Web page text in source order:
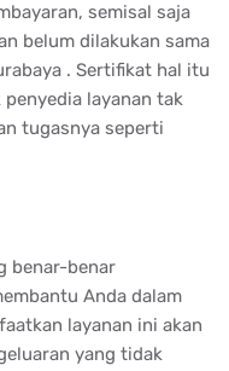
semisal saja
belum dilakukan sama
. Sertifikat hal itu
layanan tak
tugasnya seperti
benar-benar
Anda dalam
layanan ini akan
yang tidak